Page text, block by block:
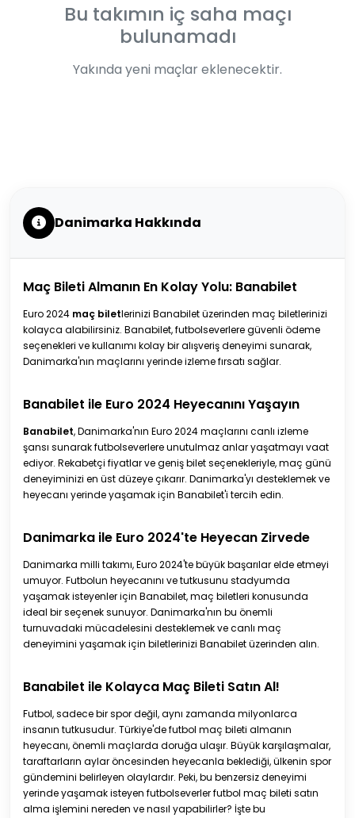
Bu takımın iç saha maçı
bulunamadı
Yakında yeni maçlar eklenecektir.
Danimarka Hakkında
Maç Bileti Almanın En Kolay Yolu: Banabilet
Euro 2024 maç biletlerinizi Banabilet üzerinden maç biletlerinizi
kolayca alabilirsiniz. Banabilet, futbolseverlere güvenli ödeme
seçenekleri ve kullanımı kolay bir alışveriş deneyimi sunarak,
Danimarka'nın maçlarını yerinde izleme fırsatı sağlar.
Banabilet ile Euro 2024 Heyecanını Yaşayın
Banabilet, Danimarka'nın Euro 2024 maçlarını canlı izleme
şansı sunarak futbolseverlere unutulmaz anlar yaşatmayı vaat
ediyor. Rekabetçi fiyatlar ve geniş bilet seçenekleriyle, maç günü
deneyiminizi en üst düzeye çıkarır. Danimarka'yı desteklemek ve
heyecanı yerinde yaşamak için Banabilet'i tercih edin.
Danimarka ile Euro 2024'te Heyecan Zirvede
Danimarka milli takımı, Euro 2024'te büyük başarılar elde etmeyi
umuyor. Futbolun heyecanını ve tutkusunu stadyumda
yaşamak isteyenler için Banabilet, maç biletleri konusunda
ideal bir seçenek sunuyor. Danimarka'nın bu önemli
turnuvadaki mücadelesini desteklemek ve canlı maç
deneyimini yaşamak için biletlerinizi Banabilet üzerinden alın.
Banabilet ile Kolayca Maç Bileti Satın Al!
Futbol, sadece bir spor değil, aynı zamanda milyonlarca
insanın tutkusudur. Türkiye'de futbol maç bileti almanın
heyecanı, önemli maçlarda doruğa ulaşır. Büyük karşılaşmalar,
taraftarların aylar öncesinden heyecanla beklediği, ülkenin spor
gündemini belirleyen olaylardır. Peki, bu benzersiz deneyimi
yerinde yaşamak isteyen futbolseverler futbol maç bileti satın
alma işlemini nereden ve nasıl yapabilirler? İşte bu